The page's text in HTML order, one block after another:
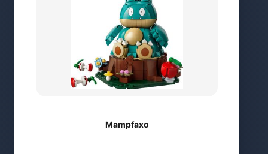
Mampfaxo